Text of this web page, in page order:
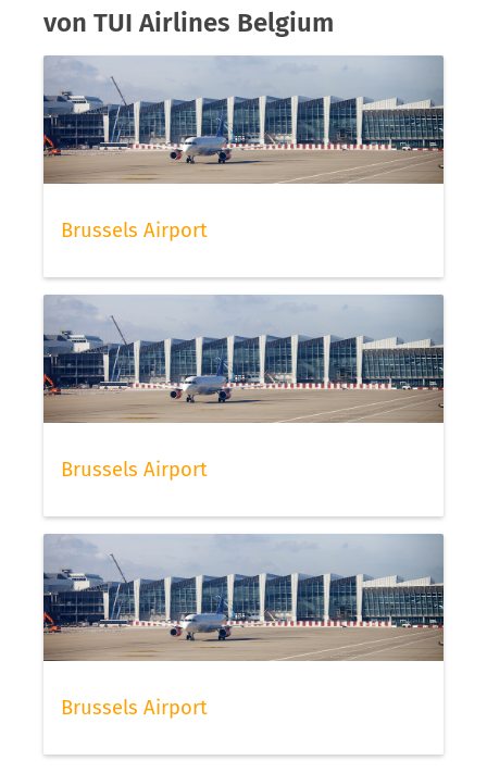
von TUI Airlines Belgium
Brussels Airport
Brussels Airport
Brussels Airport